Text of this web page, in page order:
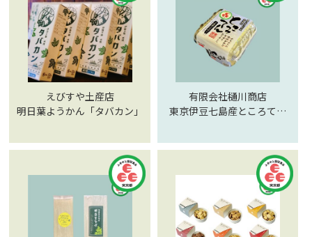
えびすや土産店
明日葉ようかん「タバカン」
有限会社樋川商店
東京伊豆七島産ところてん